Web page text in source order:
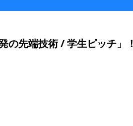
の先端技術 / 学生ピッチ」！